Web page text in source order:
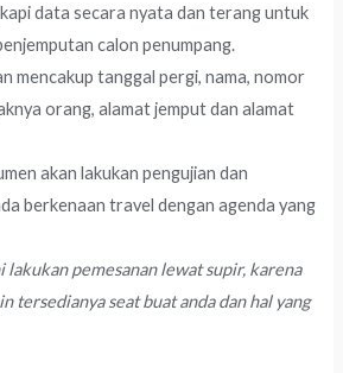
data secara nyata dan terang untuk
calon penumpang.
mencakup tanggal pergi, nama, nomor
orang, alamat jemput dan alamat
akan lakukan pengujian dan
berkenaan travel dengan agenda yang
lakukan pemesanan lewat supir, karena
tersedianya seat buat anda dan hal yang